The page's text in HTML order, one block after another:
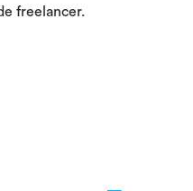
freelancer.